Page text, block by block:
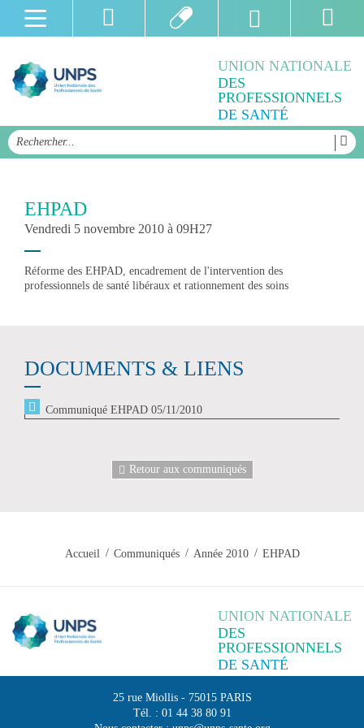
UNION NATIONALE
DES
PROFESSIONNELS
DE SANTÉ
EHPAD
Vendredi 5 novembre 2010 à 09H27
Réforme des EHPAD, encadrement de l'intervention des
professionnels de santé libéraux et rationnement des soins
DOCUMENTS & LIENS
Communiqué EHPAD 05/11/2010
Retour aux communiqués
Accueil Communiqués Année 2010 EHPAD
UNION NATIONALE
DES
PROFESSIONNELS
DE SANTÉ
25 rue Miollis- 75015 PARIS
Tél. : 01 44 38 80 91